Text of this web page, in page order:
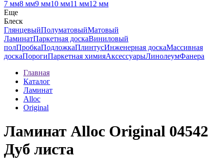
7 мм8 мм9 мм10 мм11 мм12 мм
Еще
Блеск
ГлянцевыйПолуматовыйМатовый
ЛаминатПаркетная доскаВиниловый
полПробкаПодложкаПлинтусИнженерная доскаМассивная
доскаПорогиПаркетная химияАксессуарыЛинолеумФанера
Главная
Каталог
Ламинат
Alloc
Original
Ламинат Alloc Original 04542
Дуб листа